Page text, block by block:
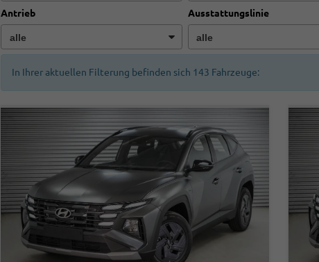
Antrieb Ausstattungslinie
In Ihrer aktuellen Filterung befinden sich 143 Fahrzeuge: